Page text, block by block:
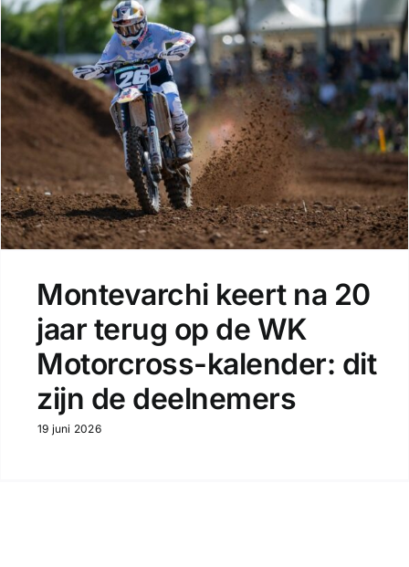
Montevarchi keert na 20
jaar terug op de WK
Motorcross-kalender: dit
zijn de deelnemers
19 juni 2026